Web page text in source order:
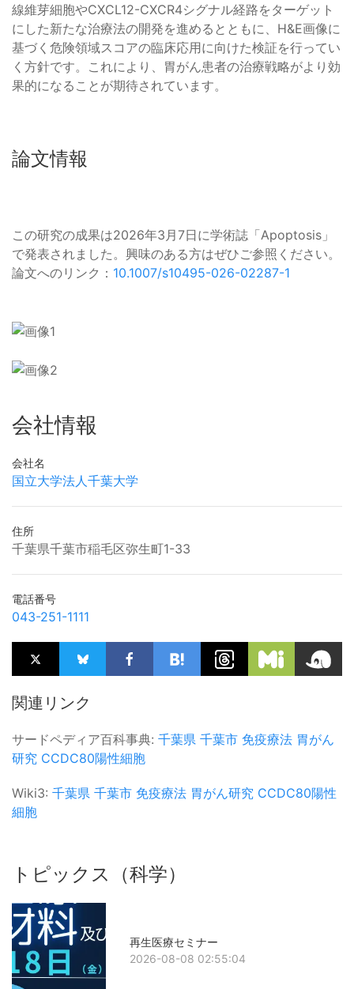
線維芽細胞やCXCL12-CXCR4シグナル経路をターゲット
にした新たな治療法の開発を進めるとともに、H&E画像に
基づく危険領域スコアの臨床応用に向けた検証を行ってい
く方針です。これにより、胃がん患者の治療戦略がより効
果的になることが期待されています。
論文情報
この研究の成果は2026年3月7日に学術誌「Apoptosis」
で発表されました。興味のある方はぜひご参照ください。
論文へのリンク： 10.1007/s10495-026-02287-1
会社情報
会社名
国立大学法人千葉大学
住所
千葉県千葉市稲毛区弥生町1-33
電話番号
043-251-1111
関連リンク
サードペディア百科事典: 千葉県 千葉市 免疫療法 胃がん
研究 CCDC80陽性細胞
Wiki3: 千葉県 千葉市 免疫療法 胃がん研究 CCDC80陽性
細胞
トピックス（科学）
再生医療セミナー
2026-08-08 02:55:04